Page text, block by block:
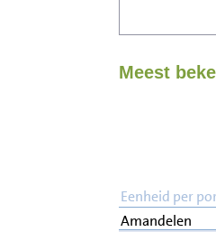
Meest
Eenheid per
Amandelen